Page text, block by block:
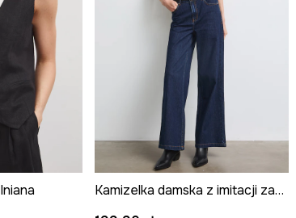
Kamizelka damska z imitacji zamszu z haftami